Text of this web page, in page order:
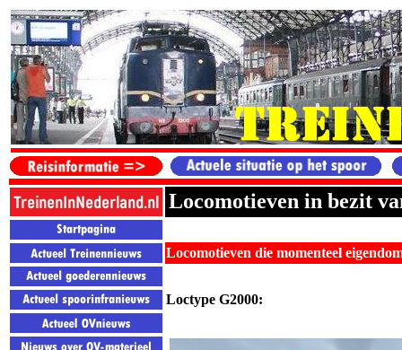
Locomotieven in bezit
Locomotieven die momenteel
Loctype G2000: